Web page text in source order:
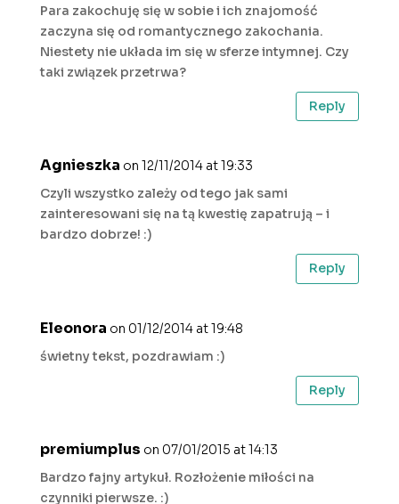
Para zakochuję się w sobie i ich znajomość
zaczyna się od romantycznego zakochania.
Niestety nie układa im się w sferze intymnej. Czy
taki związek przetrwa?
Reply
Agnieszka on 12/11/2014 at 19:33
Czyli wszystko zależy od tego jak sami
zainteresowani się na tą kwestię zapatrują – i
bardzo dobrze! :)
Reply
Eleonora on 01/12/2014 at 19:48
świetny tekst, pozdrawiam :)
Reply
premiumplus on 07/01/2015 at 14:13
Bardzo fajny artykuł. Rozłożenie miłości na
czynniki pierwsze. :)